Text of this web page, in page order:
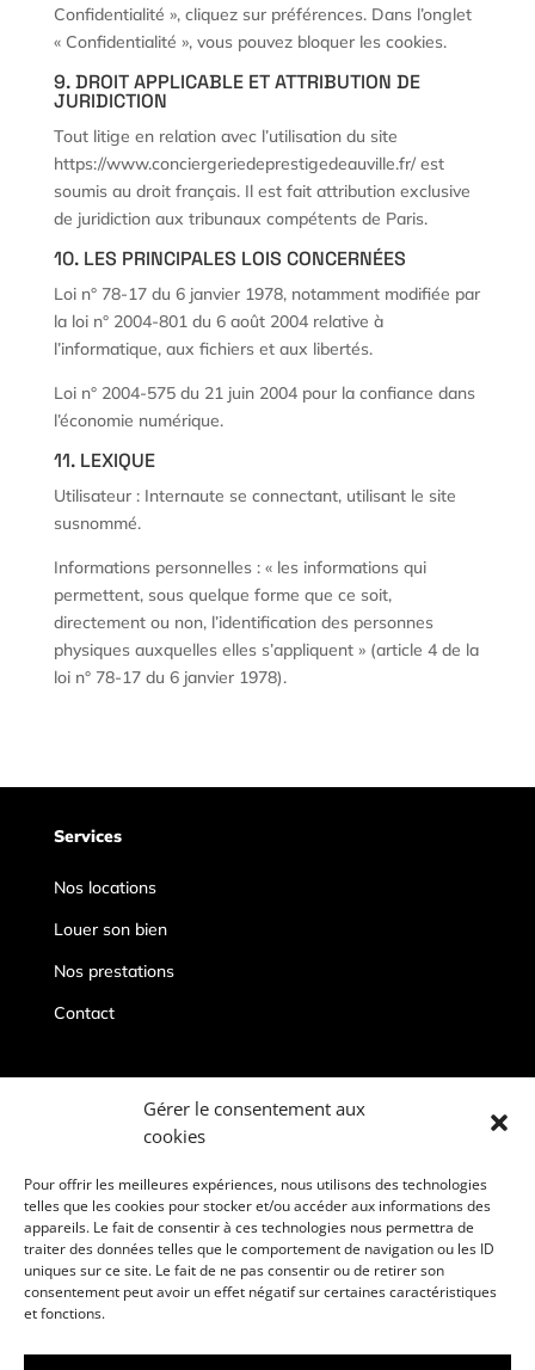
Gérer le consentement aux
cookies
Pour offrir les meilleures expériences, nous utilisons des technologies
telles que les cookies pour stocker et/ou accéder aux informations des
appareils. Le fait de consentir à ces technologies nous permettra de
traiter des données telles que le comportement de navigation ou les ID
uniques sur ce site. Le fait de ne pas consentir ou de retirer son
consentement peut avoir un effet négatif sur certaines caractéristiques
et fonctions.
Confidentialité », cliquez sur préférences. Dans l’onglet
« Confidentialité », vous pouvez bloquer les cookies.
9. DROIT APPLICABLE ET ATTRIBUTION DE
JURIDICTION
Tout litige en relation avec l’utilisation du site
https://www.conciergeriedeprestigedeauville.fr/ est
soumis au droit français. Il est fait attribution exclusive
de juridiction aux tribunaux compétents de Paris.
10. LES PRINCIPALES LOIS CONCERNÉES
Loi n° 78-17 du 6 janvier 1978, notamment modifiée par
la loi n° 2004-801 du 6 août 2004 relative à
l’informatique, aux fichiers et aux libertés.
Loi n° 2004-575 du 21 juin 2004 pour la confiance dans
l’économie numérique.
11. LEXIQUE
Utilisateur : Internaute se connectant, utilisant le site
susnommé.
Informations personnelles : « les informations qui
permettent, sous quelque forme que ce soit,
directement ou non, l’identification des personnes
physiques auxquelles elles s’appliquent » (article 4 de la
loi n° 78-17 du 6 janvier 1978).
Services
Nos locations
Louer son bien
Nos prestations
Contact
conciergeriepriveedeauville@gmail.com
06 67 19 96 86
Deauville, 14800